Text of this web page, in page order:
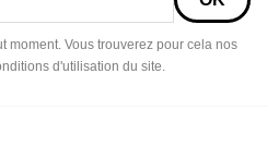
moment. Vous trouverez pour cela nos
d'utilisation du site.